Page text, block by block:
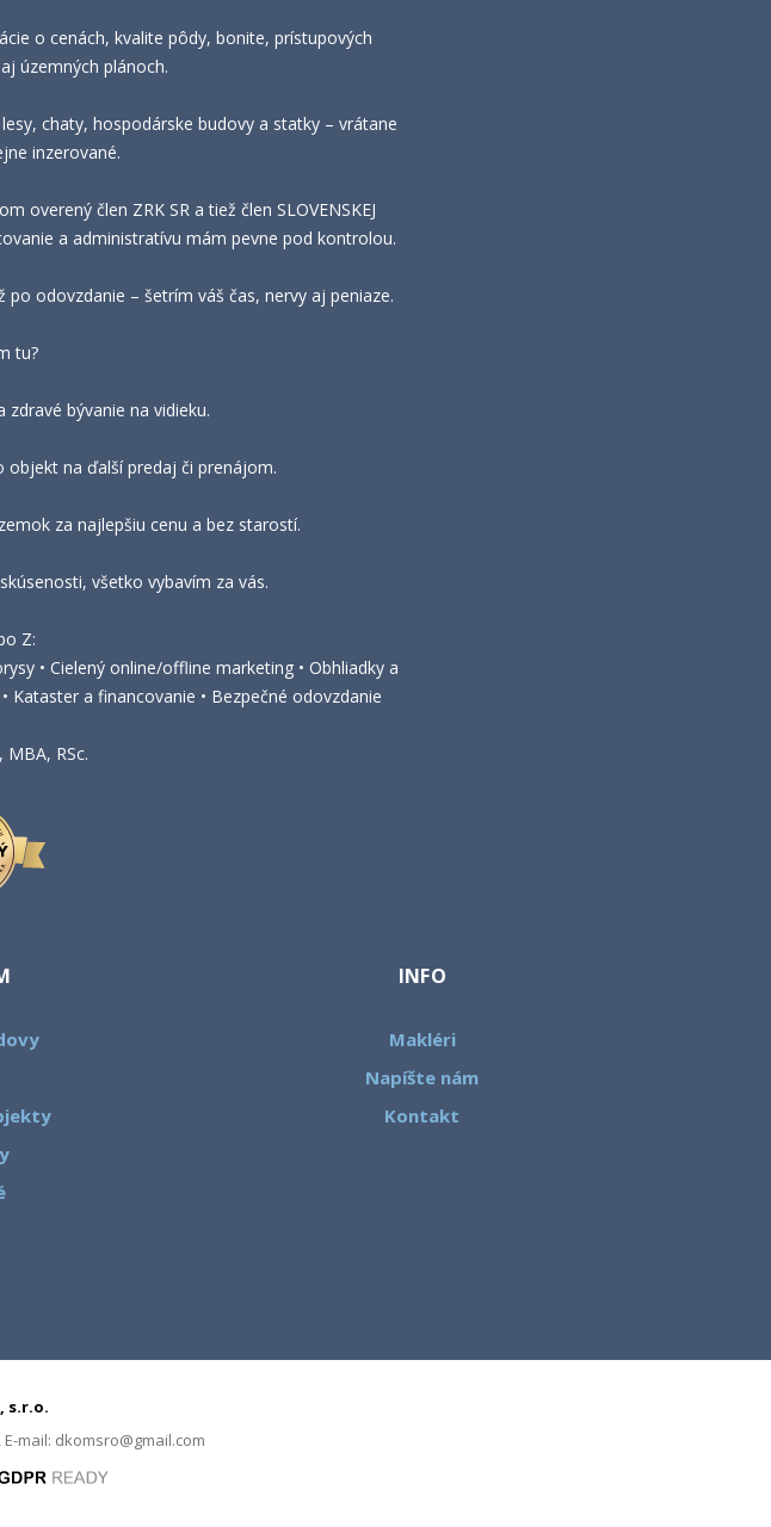
o cenách, kvalite pôdy, bonite, prístupových
územných plánoch.
chaty, hospodárske budovy a statky – vrátane
inzerované.
overený člen ZRK SR a tiež člen SLOVENSKEJ
a administratívu mám pevne pod kontrolou.
odovzdanie – šetrím váš čas, nervy aj peniaze.
tu?
bývanie na vidieku.
na ďalší predaj či prenájom.
za najlepšiu cenu a bez starostí.
všetko vybavím za vás.
Z:
• Cielený online/offline marketing • Obhliadky a
Kataster a financovanie • Bezpečné odovzdanie
RSc.
INFO
Makléri
Napíšte nám
Kontakt
s.r.o.
mail: dkomsro@gmail.com